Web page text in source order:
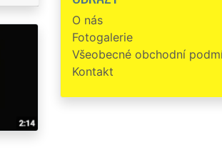
O nás
Fotogalerie
Všeobecné obchodní
Kontakt